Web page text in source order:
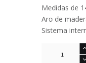
Medidas de
Aro de
Sistema